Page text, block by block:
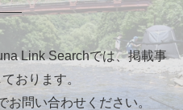
Link Searchでは、掲載事
おります。
お問い合わせください。